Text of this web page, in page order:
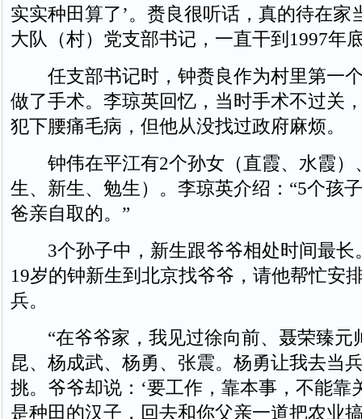
实实种田算了’。赉良很听话，真的待在家
大队（村）党支部书记，一直干到1997年
任支部书记时，钟赉良作为村里第一
做了手术。李琼英回忆，当时手术不过关
犯下腰痛毛病，但他从没找过政府麻烦。
钟伟在平江有2个孙女（直霞、水霞）
生、新生、勉生）。李琼英介绍：“5个孩
爸亲自取的。”
3个孙子中，新生跟爷爷相处时间最长
19岁的钟新生到北京找爷爷，请他帮忙安
兵。
“在爷爷家，我见过徐向前、聂荣臻元
昆、杨成武、杨勇、张震。杨勇让我去当
挑。爷爷却说：‘要工作，靠本事，不能靠
是种田的汉子，回去和你父亲一道把农业